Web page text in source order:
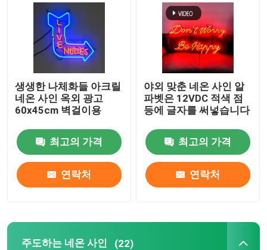
생생한 나체화들 아크릴
네온 사인 옥외 광고
60x45cm 벽걸이용
최고의 가격
연락처
야외 맞춘 네온 사인 알
파벳은 12VDC 적색 점
등에 글자를 써넣습니다
최고의 가격
연락처
주도하는 네온 사인 (22)